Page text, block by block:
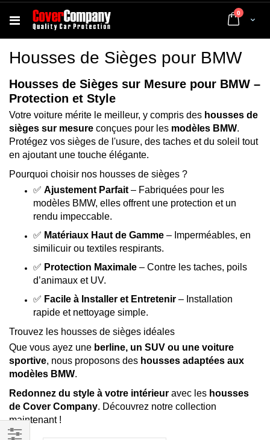
Cart
0 articles
Housses de Sièges pour BMW
Housses de Sièges sur Mesure pour BMW –
Protection et Style
Votre voiture mérite le meilleur, y compris des housses de
sièges sur mesure conçues pour les modèles BMW.
Protégez vos sièges de l'usure, des taches et du soleil tout
en ajoutant une touche élégante.
Pourquoi choisir nos housses de sièges ?
✅ Ajustement Parfait – Fabriquées pour les
modèles BMW, elles offrent une protection et un
rendu impeccable.
✅ Matériaux Haut de Gamme – Imperméables, en
similicuir ou textiles respirants.
✅ Protection Maximale – Contre les taches, poils
d’animaux et UV.
✅ Facile à Installer et Entretenir – Installation
rapide et nettoyage simple.
Trouvez les housses de sièges idéales
Que vous ayez une berline, un SUV ou une voiture
sportive, nous proposons des housses adaptées aux
modèles BMW.
Redonnez du style à votre intérieur avec les housses
de Cover Company. Découvrez notre collection
maintenant !